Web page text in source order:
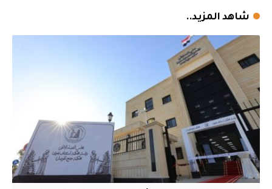
شاهد المزيد..